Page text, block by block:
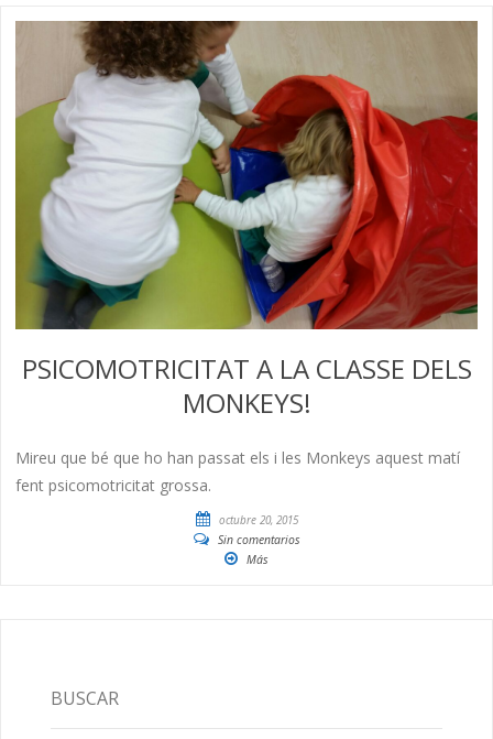
PSICOMOTRICITAT A LA CLASSE DELS
MONKEYS!
Mireu que bé que ho han passat els i les Monkeys aquest matí
fent psicomotricitat grossa.
octubre 20, 2015
Sin comentarios
Más
BUSCAR